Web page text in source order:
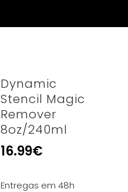
Dynamic
Stencil Magic
Remover
8oz/240ml
16.99€
Entregas em 48h